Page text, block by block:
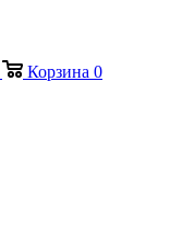
Корзина 0